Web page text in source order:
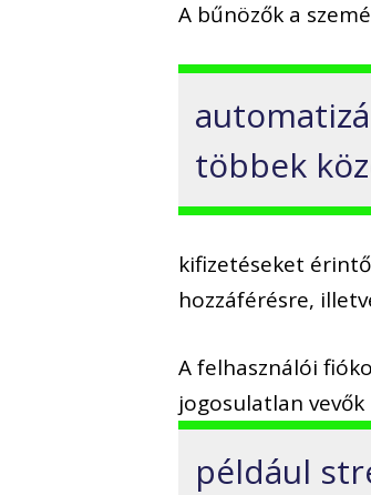
A bűnözők a
többek
kifizetéseket
hozzáférésre,
A felhasználói
jogosulatlan
például